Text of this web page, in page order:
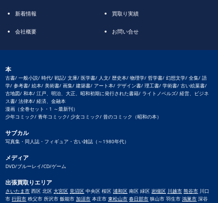
新着情報 買取り実績
会社概要 お問い合せ
本
古書/ 一般小説/ 時代/ 戦記/ 文庫/ 医学書/ 人文/ 歴史本/ 物理学/ 哲学書/ 幻想文学/ 全集/ 語
学/ 参考書/ 絵本/ 美術書/ 画集/ 建築書/ アート本/ デザイン書/ 理工書/ 学術書/ 古い絵葉書/
古地図/ 和本/ 江戸、明治、大正、昭和初期に発行された書籍/ ライトノベルズ/ 経営、ビジネ
ス書/ 法律本/ 経済、金融本
漫画（全巻セット・1 ～最新刊）
少年コミック/ 青年コミック/ 少女コミック/ 昔のコミック（昭和の本）
サブカル
写真集・同人誌・フィギュア・古い雑誌（～1980年代）
メディア
DVD/ブルーレイ/CD/ゲーム
出張買取りエリア
さいたま市 西区 北区大宮区 見沼区 中央区 桜区浦和区 南区 緑区岩槻区 川越市 熊谷市 川口
市行田市 秩父市 所沢市 飯能市加須市 本庄市東松山市 春日部市 狭山市 羽生市鴻巣市 深谷